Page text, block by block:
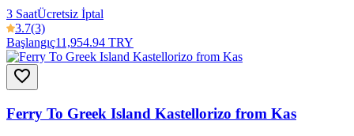
3 SaatÜcretsiz İptal
3.7(3)
Başlangıç11,954.94 TRY
Ferry To Greek Island Kastellorizo from Kas